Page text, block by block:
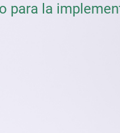
para la